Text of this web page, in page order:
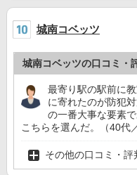
城南コベッツ
城南コベッツの口コミ・
最寄り駅の駅前に
に寄れたのが防犯
の一番大事な要素
こちらを選んだ。（40代
その他の口コミ・評